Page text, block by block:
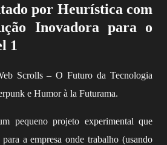
por Heurística com
Inovadora para o
1
Scrolls – O Futuro da Tecnologia
e Humor à la Futurama.
pequeno projeto experimental que
a empresa onde trabalho (usando